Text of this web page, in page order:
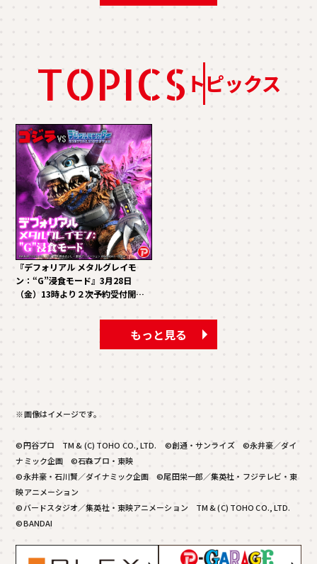
TOPICS トピックス
『デフォリアル メタルグレイモ
ン：“G”浸食モード』3月28日
（金）13時より２次予約受付開
もっと見る
※画像はイメージです。
©円谷プロ TM & (C) TOHO CO., LTD. ©創通・サンライズ ©永井豪／ダイ
ナミック企画 ©石森プロ・東映
©永井豪・石川賢／ダイナミック企画 ©尾田栄一郎／集英社・フジテレビ・東
映アニメーション
©バードスタジオ／集英社・東映アニメーション TM & (C) TOHO CO., LTD.
©BANDAI